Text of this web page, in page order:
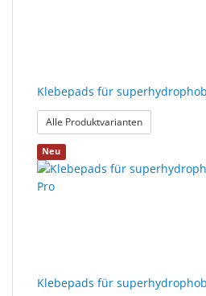
Klebepads für
Alle Produktvarianten: Klebepads
Neu
Klebepads für